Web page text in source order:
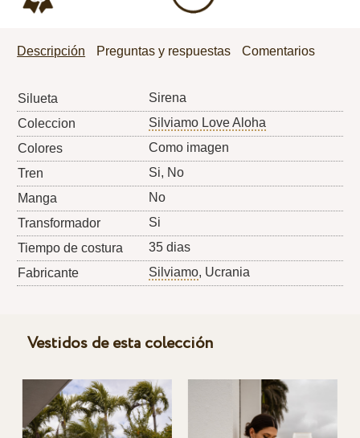
Descripción Preguntas y respuestas Comentarios
Silueta
Sirena
Coleccion
Silviamo Love Aloha
Colores
Como imagen
Tren
Si, No
Manga
No
Transformador
Si
Tiempo de costura
35 dias
Fabricante
Silviamo, Ucrania
Vestidos de esta colección